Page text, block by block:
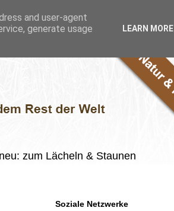
zum Lächeln & Staunen
Soziale Netzwerke
and user-agent
generate usage
LEARN MORE